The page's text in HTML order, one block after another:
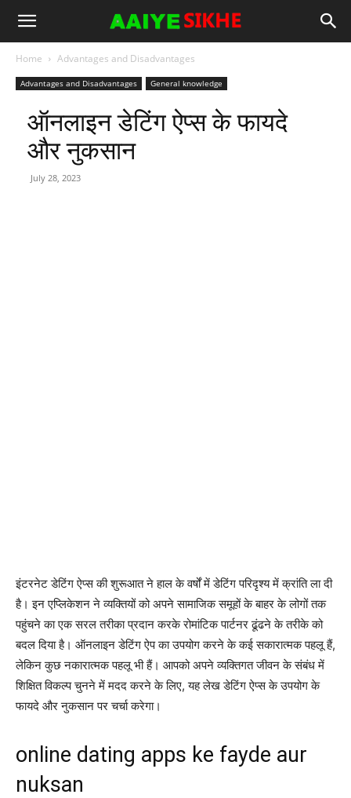
Home Advantages and Disadvantages
Advantages and Disadvantages General knowledge
ऑनलाइन डेटिंग ऐप्स के फायदे
और नुकसान
July 28, 2023
इंटरनेट डेटिंग ऐप्स की शुरूआत ने हाल के वर्षों में डेटिंग परिदृश्य में क्रांति ला दी
है। इन एप्लिकेशन ने व्यक्तियों को अपने सामाजिक समूहों के बाहर के लोगों तक
पहुंचने का एक सरल तरीका प्रदान करके रोमांटिक पार्टनर ढूंढने के तरीके को
बदल दिया है। ऑनलाइन डेटिंग ऐप का उपयोग करने के कई सकारात्मक पहलू हैं,
लेकिन कुछ नकारात्मक पहलू भी हैं। आपको अपने व्यक्तिगत जीवन के संबंध में
शिक्षित विकल्प चुनने में मदद करने के लिए, यह लेख डेटिंग ऐप्स के उपयोग के
फायदे और नुकसान पर चर्चा करेगा।
online dating apps ke fayde aur
nuksan